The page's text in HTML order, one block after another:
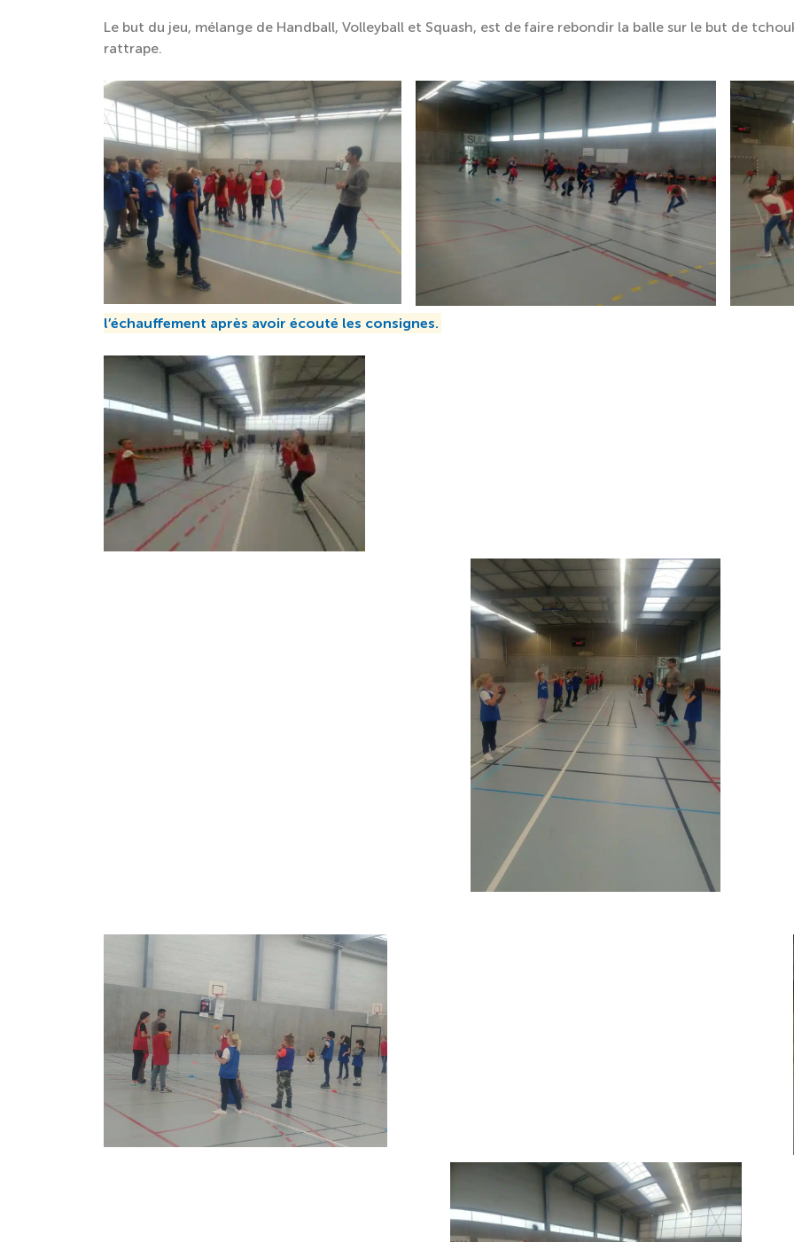
Le but du jeu, mélange de Handball, Volleyball et Squash, est de faire rebondir la balle sur le but de
rattrape.
l’échauffement après avoir écouté les consignes.